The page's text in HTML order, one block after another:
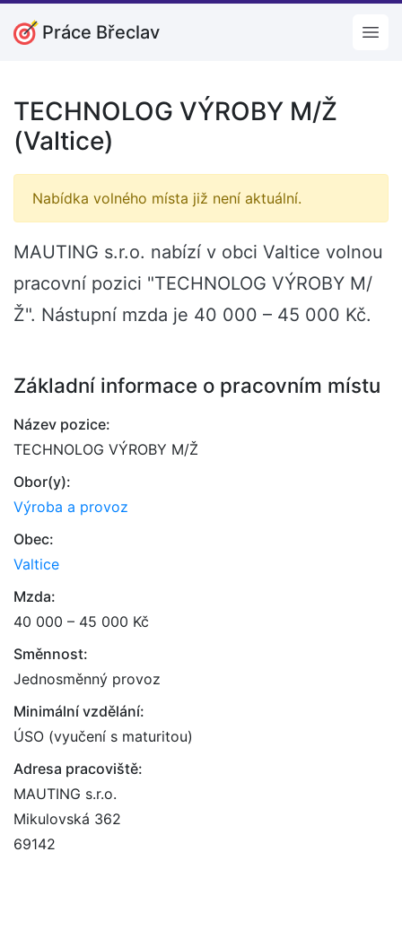
Práce Břeclav
TECHNOLOG VÝROBY M/Ž
(Valtice)
Nabídka volného místa již není aktuální.
MAUTING s.r.o. nabízí v obci Valtice volnou
pracovní pozici "TECHNOLOG VÝROBY M/
Ž". Nástupní mzda je 40 000 – 45 000 Kč.
Základní informace o pracovním místu
Název pozice:
TECHNOLOG VÝROBY M/Ž
Obor(y):
Výroba a provoz
Obec:
Valtice
Mzda:
40 000 – 45 000 Kč
Směnnost:
Jednosměnný provoz
Minimální vzdělání:
ÚSO (vyučení s maturitou)
Adresa pracoviště:
MAUTING s.r.o.
Mikulovská 362
69142